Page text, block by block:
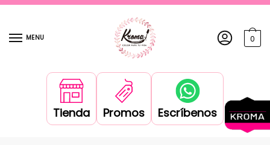
MENU 0
Tienda Promos Escríbenos